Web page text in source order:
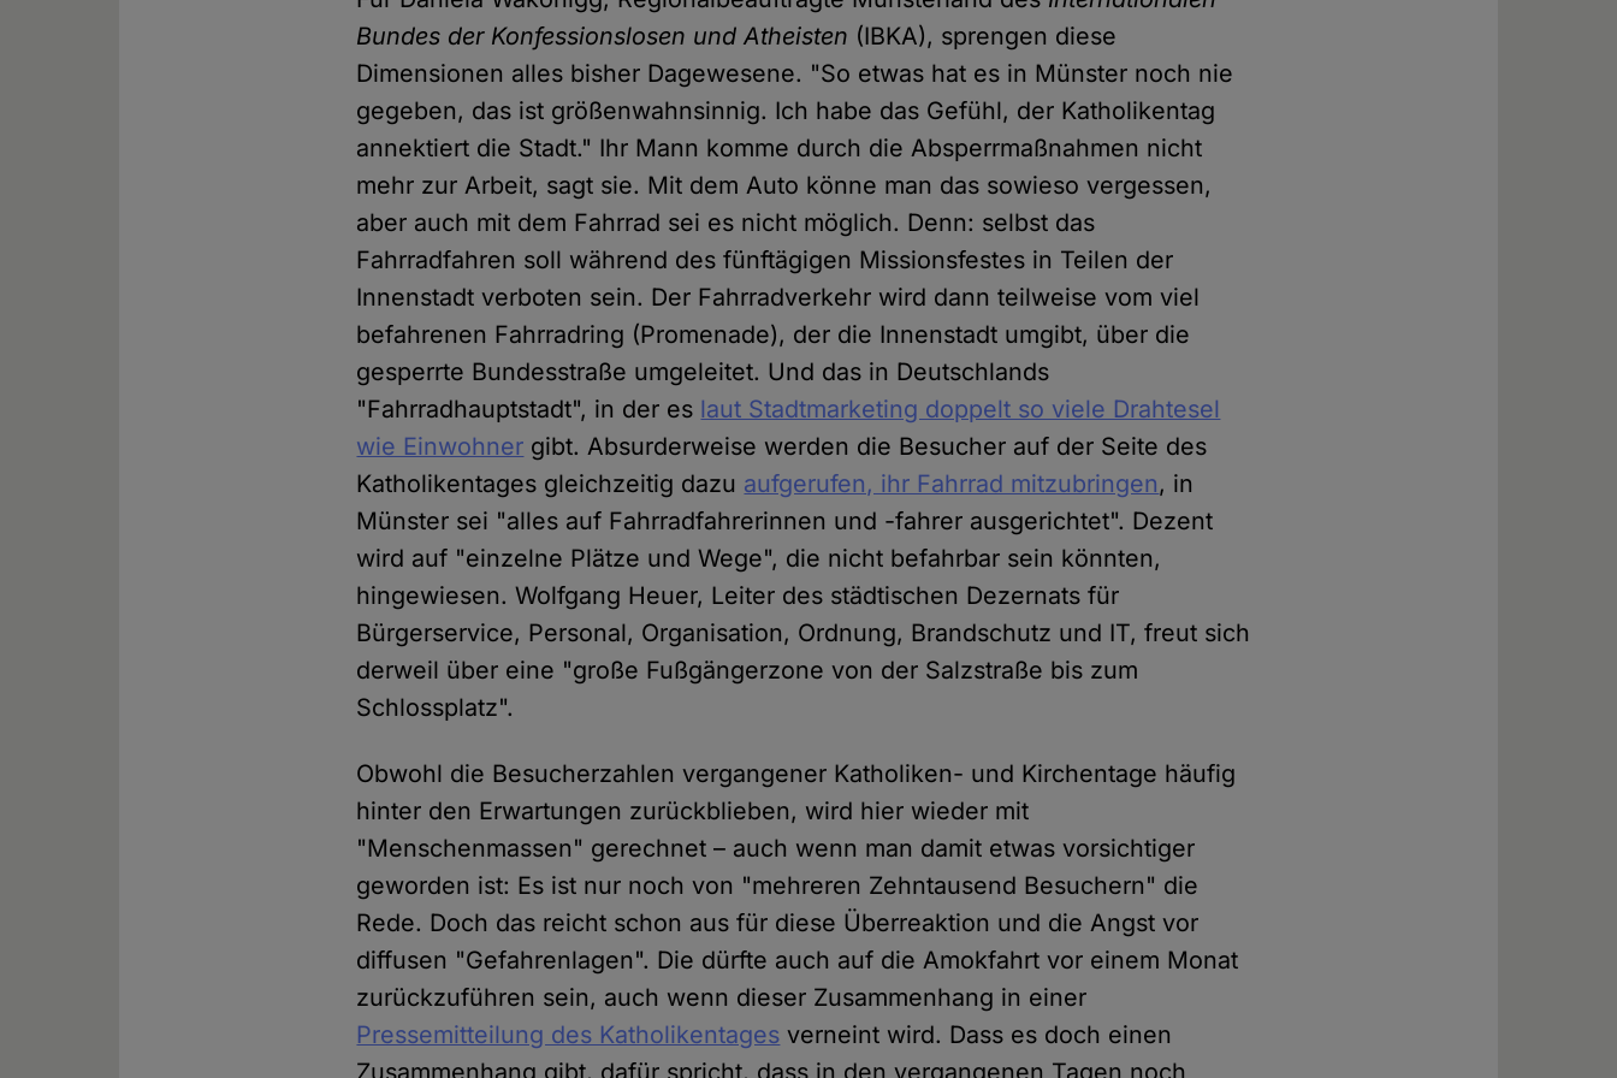
Bundes der Konfessionslosen und Atheisten (IBKA), sprengen diese
Dimensionen alles bisher Dagewesene. "So etwas hat es in Münster noch nie
gegeben, das ist größenwahnsinnig. Ich habe das Gefühl, der Katholikentag
annektiert die Stadt." Ihr Mann komme durch die Absperrmaßnahmen nicht
mehr zur Arbeit, sagt sie. Mit dem Auto könne man das sowieso vergessen,
aber auch mit dem Fahrrad sei es nicht möglich. Denn: selbst das
Fahrradfahren soll während des fünftägigen Missionsfestes in Teilen der
Innenstadt verboten sein. Der Fahrradverkehr wird dann teilweise vom viel
befahrenen Fahrradring (Promenade), der die Innenstadt umgibt, über die
gesperrte Bundesstraße umgeleitet. Und das in Deutschlands
"Fahrradhauptstadt", in der es laut Stadtmarketing doppelt so viele Drahtesel
wie Einwohner gibt. Absurderweise werden die Besucher auf der Seite des
Katholikentages gleichzeitig dazu aufgerufen, ihr Fahrrad mitzubringen, in
Münster sei "alles auf Fahrradfahrerinnen und -fahrer ausgerichtet". Dezent
wird auf "einzelne Plätze und Wege", die nicht befahrbar sein könnten,
hingewiesen. Wolfgang Heuer, Leiter des städtischen Dezernats für
Bürgerservice, Personal, Organisation, Ordnung, Brandschutz und IT, freut sich
derweil über eine "große Fußgängerzone von der Salzstraße bis zum
Schlossplatz".
Obwohl die Besucherzahlen vergangener Katholiken- und Kirchentage häufig
hinter den Erwartungen zurückblieben, wird hier wieder mit
"Menschenmassen" gerechnet – auch wenn man damit etwas vorsichtiger
geworden ist: Es ist nur noch von "mehreren Zehntausend Besuchern" die
Rede. Doch das reicht schon aus für diese Überreaktion und die Angst vor
diffusen "Gefahrenlagen". Die dürfte auch auf die Amokfahrt vor einem Monat
zurückzuführen sein, auch wenn dieser Zusammenhang in einer
Pressemitteilung des Katholikentages verneint wird. Dass es doch einen